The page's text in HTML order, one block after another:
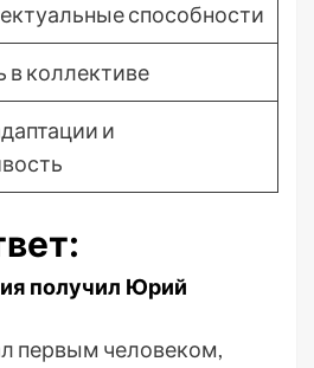
способности
в коллективе
и
получил Юрий
первым человеком,